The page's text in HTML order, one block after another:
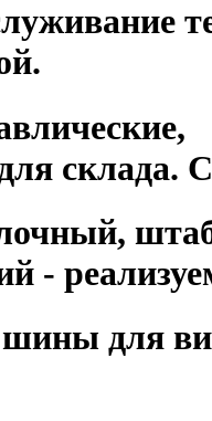
склада.
-
для